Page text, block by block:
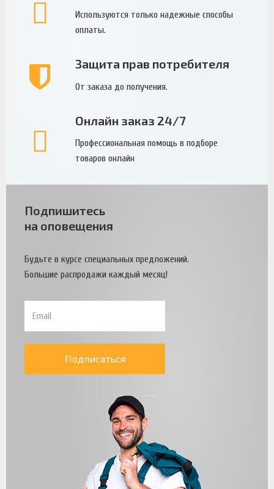
Используются только надежные способы
оплаты.
Защита прав потребителя
От заказа до получения.
Онлайн заказ 24/7
Профессиональная помощь в подборе
товаров онлайн
Подпишитесь
на оповещения
Будьте в курсе специальных предложений.
Большие распродажи каждый месяц!
Подписаться